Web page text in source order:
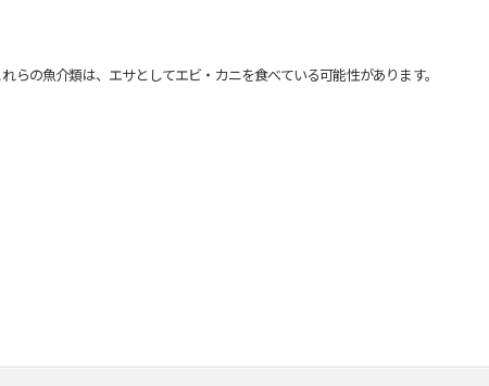
の魚介類は、エサとしてエビ・カニを食べている可能性があります。